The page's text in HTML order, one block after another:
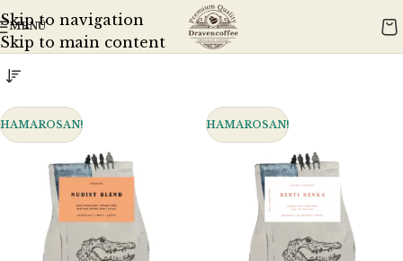
Skip to navigation
Skip to main content
MENÜ
Kezdőlap Ajánlott eszközök Eszpresszógép
Mind a(z) 21 találat megjelenítve
HAMAROSAN! HAMAROSAN!